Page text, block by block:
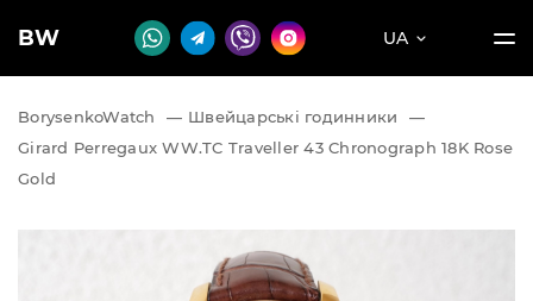
BW UA
BorysenkoWatch — Швейцарські годинники
—
Girard Perregaux WW.TC Traveller 43 Chronograph 18K Rose
Gold